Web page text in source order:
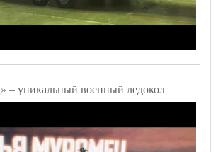
– уникальный военный ледокол